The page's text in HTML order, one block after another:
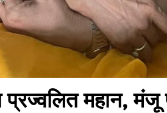
प्रज्वलित महान,